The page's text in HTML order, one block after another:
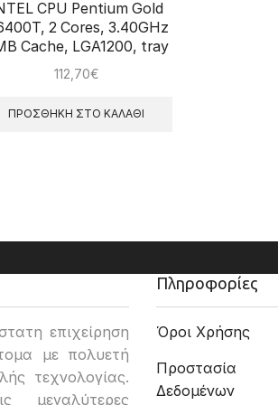
CPU Pentium Gold
2 Cores, 3.40GHz
Cache, LGA1200, tray
112,70€
ΠΡΟΣΘΉΚΗ ΣΤΟ ΚΑΛΆΘΙ
επιχείρηση
με πολυετή
τεχνολογίας.
μεγαλύτερες
Πληροφορίες
Όροι Χρήσης
Προστασία
Δεδομένων